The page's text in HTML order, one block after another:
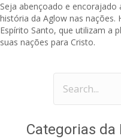
Seja abençoado e
história da Aglow nas
Espírito Santo, que utilizam a
suas nações para Cristo.
Categorias